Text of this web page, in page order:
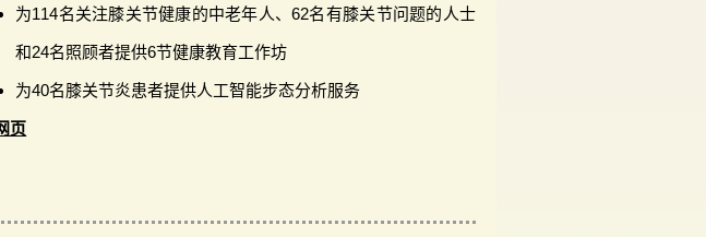
为114名关注膝关节健康的中老年人、62名有膝关节问题的人士
和24名照顾者提供6节健康教育工作坊
为40名膝关节炎患者提供人工智能步态分析服务
页